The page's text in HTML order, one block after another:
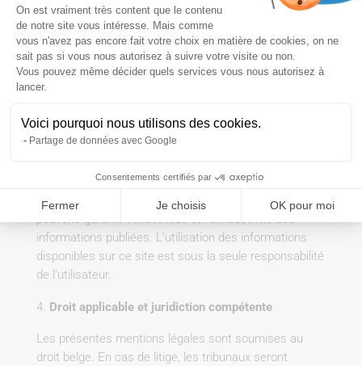
Plateforme de Gestion du
On est vraiment très content que le contenu
de notre site vous intéresse. Mais comme
vous n'avez pas encore fait votre choix en matière de cookies, on ne
sait pas si vous nous autorisez à suivre votre visite ou non.
Vous pouvez même décider quels services vous nous autorisez à
lancer.
Voici pourquoi nous utilisons des cookies.
Partage de données avec Google
Consentements certifiés par
Fermer Je choisis OK pour moi
Axeptio consent
L’ensemble du contenu de ce site (textes, images,
graphismes, logos, vidéos, etc.) est la propriété
exclusive de JME Construct ou de ses partenaires et
est protégé par les lois relatives à la propriété
intellectuelle. Toute reproduction, distribution,
strictement interdite.
Responsabilité
Nous nous efforçons de fournir des informations
précises et à jour sur ce site. Cependant, nous ne
pouvons garantir l’exactitude et l’exhaustivité des
informations publiées. L’utilisation des informations
disponibles sur ce site est sous la seule responsabilité
de l’utilisateur.
Droit applicable et juridiction compétente
Les présentes mentions légales sont soumises au
droit belge. En cas de litige, les tribunaux seront